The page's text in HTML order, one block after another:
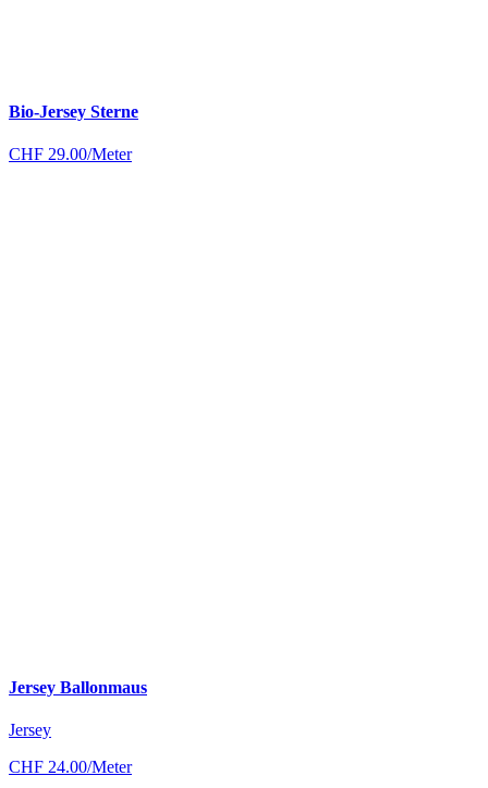
Bio-Jersey Sterne
CHF 29.00/Meter
Jersey Ballonmaus
Jersey
CHF 24.00/Meter